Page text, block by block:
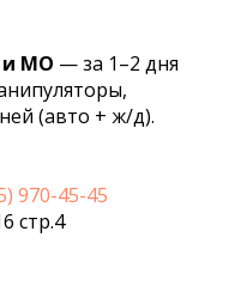
и МО — за 1–2 дня
(авто + ж/д).
970-45-45
стр.4